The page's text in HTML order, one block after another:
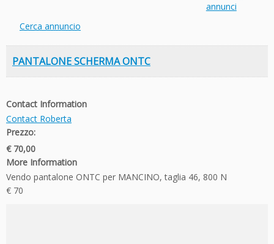
annunci
Cerca annuncio
PANTALONE SCHERMA ONTC
Contact Information
Contact Roberta
Prezzo:
€ 70,00
More Information
Vendo pantalone ONTC per MANCINO, taglia 46, 800 N
€ 70